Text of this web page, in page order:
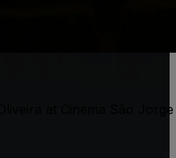
at Cinema São